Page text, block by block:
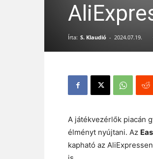
Írta: S. Klaudió - 2024.07.19.
A játékvezérlők piacán
élményt nyújtani. Az
kapható az